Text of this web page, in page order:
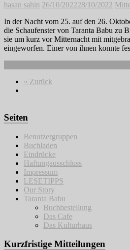
hasan sahin 26/10/202228/10/2022
In der Nacht vom 25. auf den 26.
die Schaufenster von Taranta Babu zu
sie um kurz vor Mitternacht mit
eingeworfen. Einer von ihnen konnte
« Zurück
Seiten
Benutzergruppen
Buchladen
Eindrücke
Haftungausschluss
Impressum
LESETIPPS
Our Story
Taranta Babu
Buchbestellung
Das Cafe
Das Kulturhaus
Kurzfristige Mitteilungen